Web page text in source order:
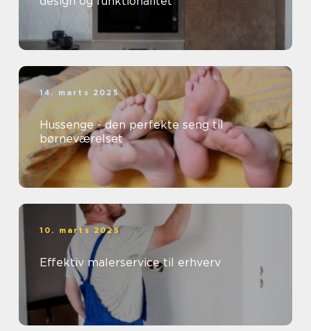
14. marts 2025
Hussenge - den perfekte seng til
børneværelset
10. marts 2025
Effektiv malerservice til erhverv